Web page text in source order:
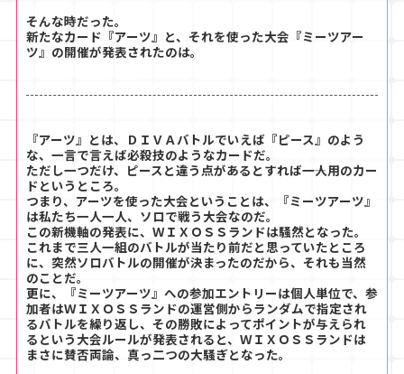
そんな時だった。
新たなカード『アーツ』と、それを使った大会『ミーツアー
ツ』の開催が発表されたのは。
『アーツ』とは、ＤＩＶＡバトルでいえば『ピース』のよう
な、一言で言えば必殺技のようなカードだ。
ただし一つだけ、ピースと違う点があるとすれば――一人用のカー
ドというところ。
つまり、アーツを使った大会ということは、『ミーツアーツ』
は私たち一人一人、ソロで戦う大会なのだ。
この新機軸の発表に、ＷＩＸＯＳＳランドは騒然となった。
これまで三人一組のバトルが当たり前だと思っていたところ
に、突然ソロバトルの開催が決まったのだから、それも当然
のことだ。
更に、『ミーツアーツ』への参加エントリーは個人単位で、参
加者はＷＩＸＯＳＳランドの運営側からランダムで指定され
るバトルを繰り返し、その勝敗によってポイントが与えられ
るという大会ルールが発表されると、ＷＩＸＯＳＳランドは
まさに賛否両論、真っ二つの大騒ぎとなった。